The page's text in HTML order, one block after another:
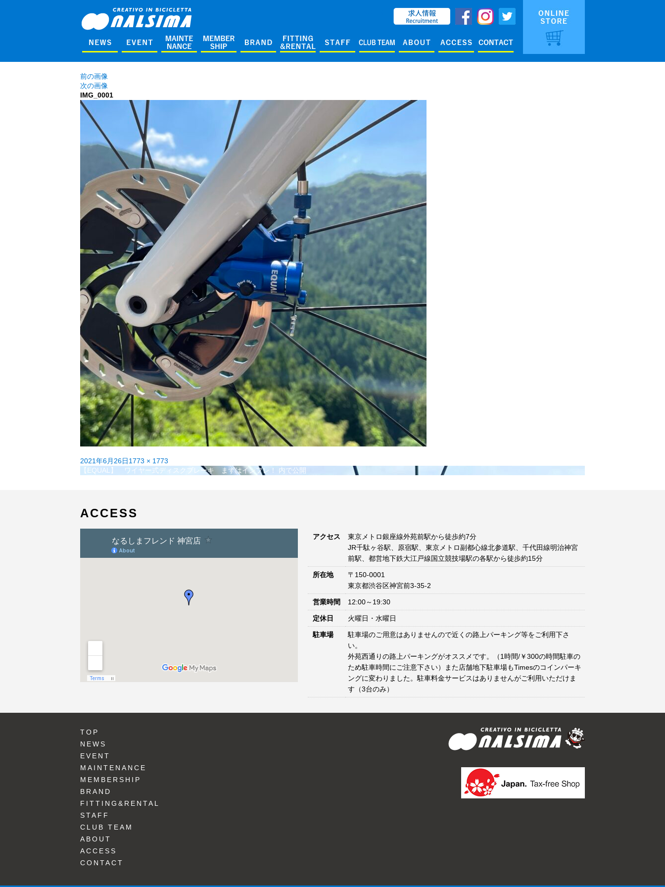
前の画像
次の画像
IMG_0001
投
稿
2021年6月26日フ
ル
1773 × 1773
投
ゲ
ー
【EQUAL】 ワイヤー式ディスクブレーキ まずはインプレ！ 内で公開
ACCESS
アクセス
東京メトロ銀座線外苑前駅から徒歩約7分
JR千駄ヶ谷駅、原宿駅、東京メトロ副都心線北参道駅、千代田線明治神宮
前駅、都営地下鉄大江戸線国立競技場駅の各駅から徒歩約15分
所在地
〒150-0001
東京都渋谷区神宮前3-35-2
営業時間 12:00～19:30
定休日 火曜日・水曜日
駐車場
駐車場のご用意はありませんので近くの路上パーキング等をご利用下さ
い。
外苑西通りの路上パーキングがオススメです。（1時間/￥300の時間駐車の
ため駐車時間にご注意下さい）また店舗地下駐車場もTimesのコインパーキ
ングに変わりました。駐車料金サービスはありませんがご利用いただけま
す（3台のみ）
TOP
NEWS
EVENT
MAINTENANCE
MEMBERSHIP
BRAND
FITTING&RENTAL
STAFF
CLUB TEAM
ABOUT
ACCESS
CONTACT